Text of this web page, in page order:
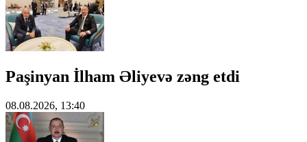
Paşinyan İlham Əliyevə zəng etdi
08.08.2026, 13:40